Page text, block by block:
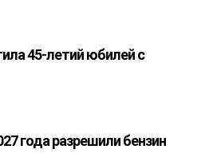
45-летий юбилей с
года разрешили бензин